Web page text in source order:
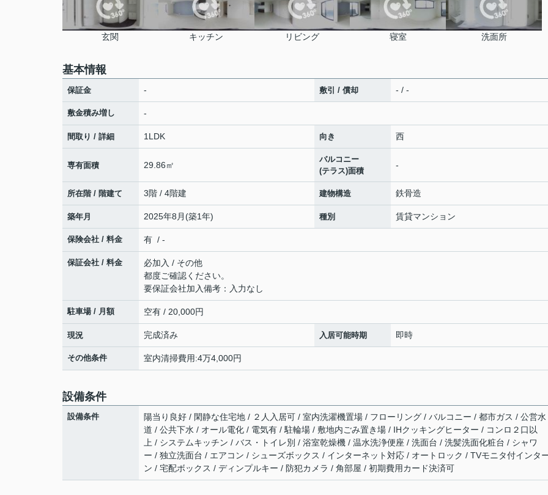
玄関 キッチン リビング 寝室 洗面所
基本情報
保証金 - 敷引 / 償却 - / -
敷金積み増し -
間取り / 詳細 1LDK 向き 西
専有面積 29.86㎡
バルコニー
(テラス)面積
-
所在階 / 階建て 3階 / 4階建 建物構造 鉄骨造
築年月 2025年8月(築1年) 種別 賃貸マンション
保険会社 / 料金 有 / -
保証会社 / 料金
必加入 / その他
都度ご確認ください。
要保証会社加入備考：入力なし
駐車場 / 月額 空有 / 20,000円
現況 完成済み 入居可能時期 即時
その他条件 室内清掃費用:4万4,000円
設備条件
設備条件
陽当り良好 / 閑静な住宅地 / ２人入居可 / 室内洗濯機置場 / フローリング / バルコニー / 都市ガス / 公営水
道 / 公共下水 / オール電化 / 電気有 / 駐輪場 / 敷地内ごみ置き場 / IHクッキングヒーター / コンロ２口以
上 / システムキッチン / バス・トイレ別 / 浴室乾燥機 / 温水洗浄便座 / 洗面台 / 洗髪洗面化粧台 / シャワ
ー / 独立洗面台 / エアコン / シューズボックス / インターネット対応 / オートロック / TVモニタ付インタ
ン / 宅配ボックス / ディンプルキー / 防犯カメラ / 角部屋 / 初期費用カード決済可